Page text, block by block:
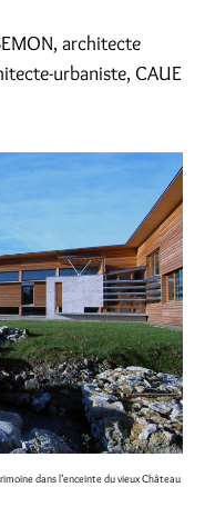
architecte
urbaniste, CAUE
dans l’enceinte du vieux Château